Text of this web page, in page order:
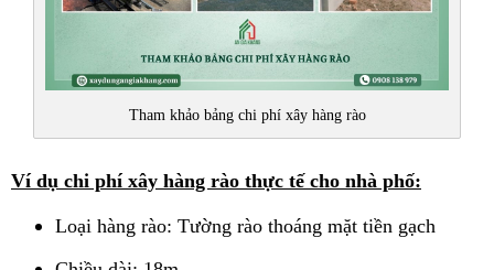
Tham khảo bảng chi phí xây hàng rào
Ví dụ chi phí xây hàng rào thực tế cho nhà phố:
Loại hàng rào: Tường rào thoáng mặt tiền gạch